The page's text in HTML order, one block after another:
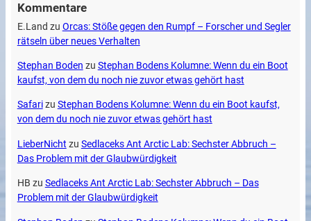
Kommentare
E.Land zu Orcas: Stöße gegen den Rumpf – Forscher und Segler
rätseln über neues Verhalten
Stephan Boden zu Stephan Bodens Kolumne: Wenn du ein Boot
kaufst, von dem du noch nie zuvor etwas gehört hast
Safarizu Stephan Bodens Kolumne: Wenn du ein Boot kaufst,
von dem du noch nie zuvor etwas gehört hast
LieberNicht zu Sedlaceks Ant Arctic Lab: Sechster Abbruch –
Das Problem mit der Glaubwürdigkeit
HB zu Sedlaceks Ant Arctic Lab: Sechster Abbruch – Das
Problem mit der Glaubwürdigkeit